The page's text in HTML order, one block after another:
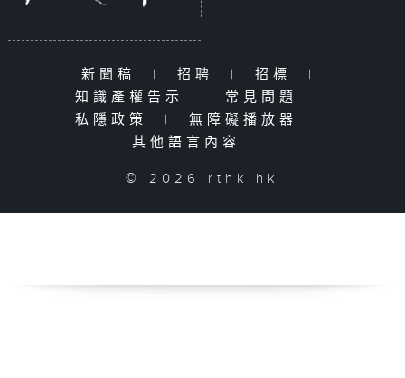
新聞稿 | 招聘 | 招標
|
知識產權告示
| 常見問題
|
私隱政策
| 無障礙播放器
|
其他語言內容
|
© 2026 rthk.hk